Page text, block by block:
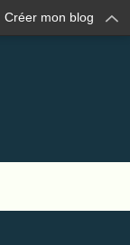
Créer mon blog